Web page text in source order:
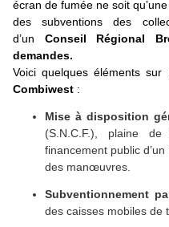
écran de fumée ne soit
des subventions des
d’un Conseil Régional
demandes.
Voici quelques éléments sur
Combiwest :
Mise à disposition
(S.N.C.F.), plaine
financement public
des manœuvres.
Subventionnement
des caisses mobiles de